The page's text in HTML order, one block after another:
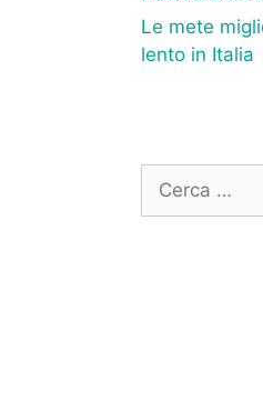
Le mete
lento in Italia
per: